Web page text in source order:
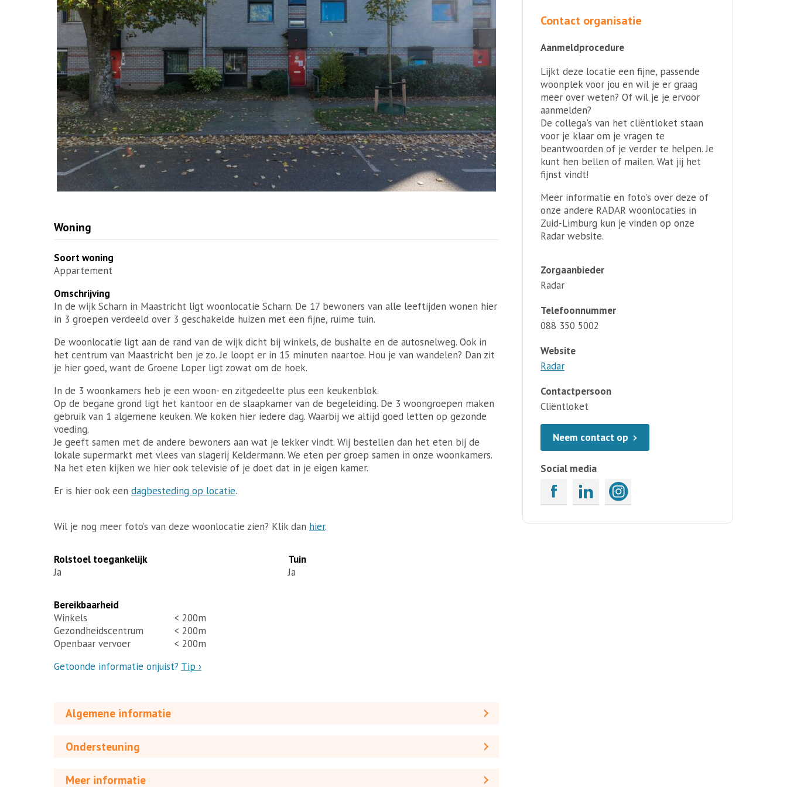
Woning
Soort woning
Appartement
Omschrijving
In de wijk Scharn in Maastricht ligt woonlocatie Scharn. De 17 bewoners van alle leeftijden wonen hier
in 3 groepen verdeeld over 3 geschakelde huizen met een fijne, ruime tuin.
De woonlocatie ligt aan de rand van de wijk dicht bij winkels, de bushalte en de autosnelweg. Ook in
het centrum van Maastricht ben je zo. Je loopt er in 15 minuten naartoe. Hou je van wandelen? Dan zit
je hier goed, want de Groene Loper ligt zowat om de hoek.
In de 3 woonkamers heb je een woon- en zitgedeelte plus een keukenblok.
Op de begane grond ligt het kantoor en de slaapkamer van de begeleiding. De 3 woongroepen maken
gebruik van 1 algemene keuken. We koken hier iedere dag. Waarbij we altijd goed letten op gezonde
voeding.
Je geeft samen met de andere bewoners aan wat je lekker vindt. Wij bestellen dan het eten bij de
lokale supermarkt met vlees van slagerij Keldermann. We eten per groep samen in onze woonkamers.
Na het eten kijken we hier ook televisie of je doet dat in je eigen kamer.
Er is hier ook een dagbesteding op locatie.
Wil je nog meer foto’s van deze woonlocatie zien? Klik dan hier.
Rolstoel toegankelijk
Ja
Tuin
Ja
Bereikbaarheid
Winkels
< 200m
Gezondheidscentrum
< 200m
Openbaar vervoer
< 200m
Getoonde informatie onjuist? Tip ›
Algemene informatie
Ondersteuning
Meer informatie
Contact organisatie
Aanmeldprocedure
Lijkt deze locatie een fijne, passende
woonplek voor jou en wil je er graag
meer over weten? Of wil je je ervoor
aanmelden?
De collega's van het cliëntloket staan
voor je klaar om je vragen te
beantwoorden of je verder te helpen. Je
kunt hen bellen of mailen. Wat jij het
fijnst vindt!
Meer informatie en foto's over deze of
onze andere RADAR woonlocaties in
Zuid-Limburg kun je vinden op onze
Radar website.
Zorgaanbieder
Radar
Telefoonnummer
088 350 5002
Website
Radar
Contactpersoon
Cliëntloket
Neem contact op
Social media